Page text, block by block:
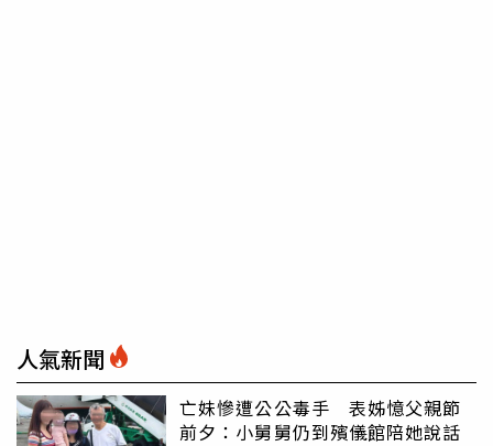
人氣新聞
亡妹慘遭公公毒手 表姊憶父親節
前夕：小舅舅仍到殯儀館陪她說話